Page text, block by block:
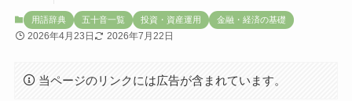
用語辞典 五十音一覧 投資・資産運用 金融・経済の基礎
2026年4月23日 2026年7月22日
当ページのリンクには広告が含まれています。